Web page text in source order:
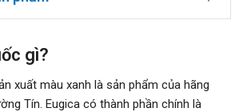
gì?
xuất màu xanh là sản phẩm của hãng
Tín. Eugica có thành phần chính là